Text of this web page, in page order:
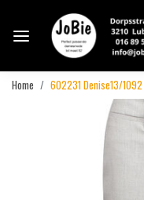
Home 602231 Denise13/1092